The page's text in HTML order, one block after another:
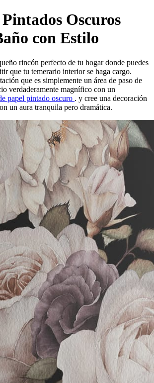
Pintados Oscuros
con Estilo
rincón perfecto de tu hogar donde puedes
que tu temerario interior se haga cargo.
que es simplemente un área de paso de
verdaderamente magnífico con un
papel pintado oscuro . y cree una decoración
un aura tranquila pero dramática.